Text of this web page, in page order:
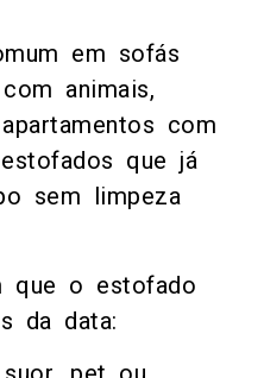
em sofás
animais,
com
que já
sem limpeza
que o estofado
da data: